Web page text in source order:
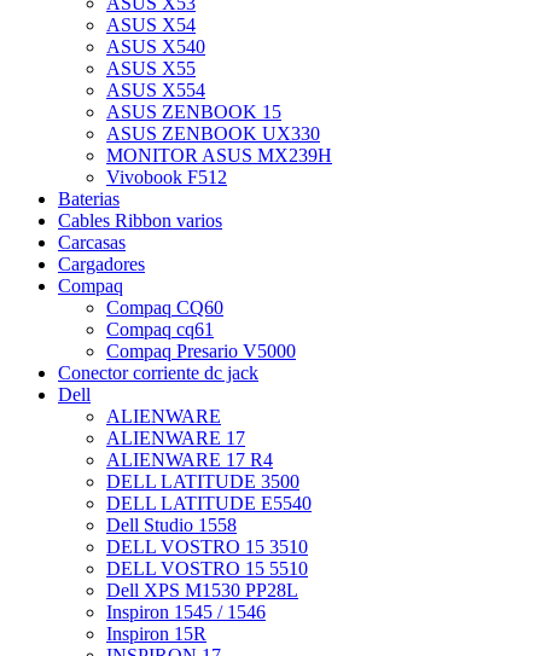
ASUS X54
ASUS X540
ASUS X55
ASUS X554
ASUS ZENBOOK 15
ASUS ZENBOOK UX330
MONITOR ASUS MX239H
Vivobook F512
Baterias
Cables Ribbon varios
Carcasas
Cargadores
Compaq
Compaq CQ60
Compaq cq61
Compaq Presario V5000
Conector corriente dc jack
Dell
ALIENWARE
ALIENWARE 17
ALIENWARE 17 R4
DELL LATITUDE 3500
DELL LATITUDE E5540
Dell Studio 1558
DELL VOSTRO 15 3510
DELL VOSTRO 15 5510
Dell XPS M1530 PP28L
Inspiron 1545 / 1546
Inspiron 15R